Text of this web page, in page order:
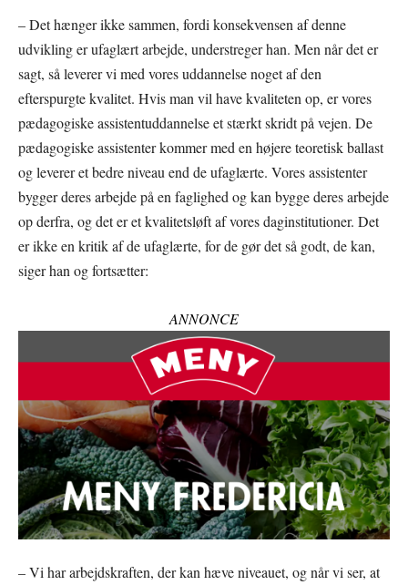
– Det hænger ikke sammen, fordi konsekvensen af denne
udvikling er ufaglært arbejde, understreger han. Men når det er
sagt, så leverer vi med vores uddannelse noget af den
efterspurgte kvalitet. Hvis man vil have kvaliteten op, er vores
pædagogiske assistentuddannelse et stærkt skridt på vejen. De
pædagogiske assistenter kommer med en højere teoretisk ballast
og leverer et bedre niveau end de ufaglærte. Vores assistenter
bygger deres arbejde på en faglighed og kan bygge deres arbejde
op derfra, og det er et kvalitetsløft af vores daginstitutioner. Det
er ikke en kritik af de ufaglærte, for de gør det så godt, de kan,
siger han og fortsætter:
ANNONCE
– Vi har arbejdskraften, der kan hæve niveauet, og når vi ser, at